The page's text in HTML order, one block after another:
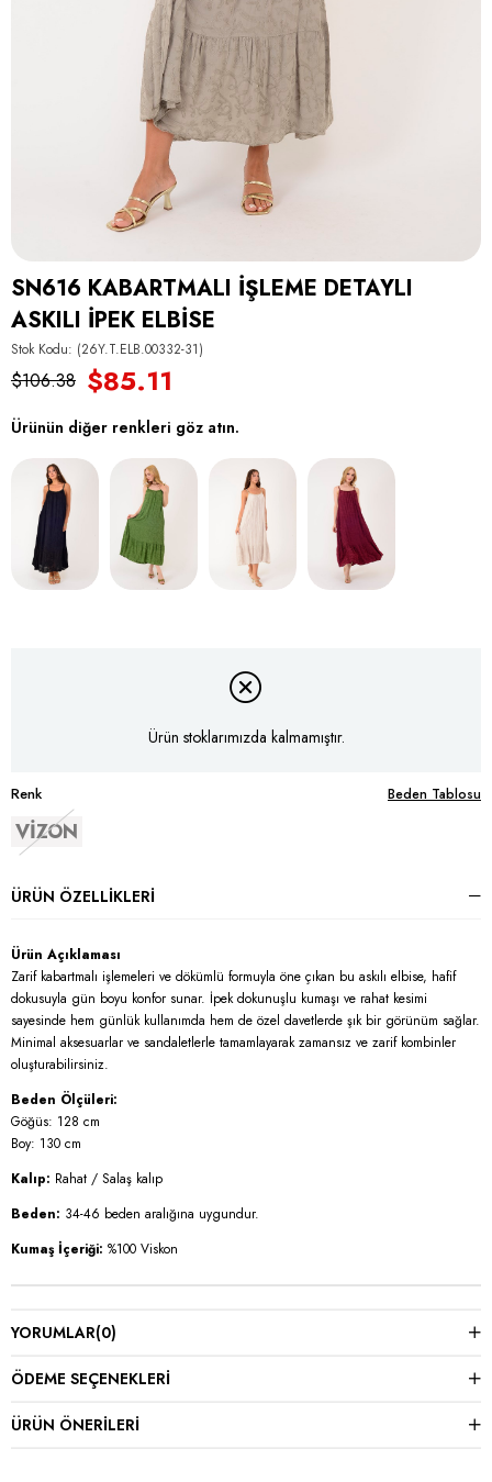
SN616 KABARTMALI İŞLEME DETAYLI
ASKILI İPEK ELBİSE
Stok Kodu (26Y.T.ELB.00332-31)
$106.38 $85.11
Ürünün diğer renkleri göz atın.
Ürün stoklarımızda kalmamıştır.
Renk Beden Tablosu
VİZON
ÜRÜN ÖZELLIKLERI
Ürün Açıklaması
Zarif kabartmalı işlemeleri ve dökümlü formuyla öne çıkan bu askılı elbise, hafif
dokusuyla gün boyu konfor sunar. İpek dokunuşlu kumaşı ve rahat kesimi
sayesinde hem günlük kullanımda hem de özel davetlerde şık bir görünüm sağlar.
Minimal aksesuarlar ve sandaletlerle tamamlayarak zamansız ve zarif kombinler
oluşturabilirsiniz.
Beden Ölçüleri:
Göğüs: 128 cm
Boy: 130 cm
Kalıp: Rahat / Salaş kalıp
Beden: 34-46 beden aralığına uygundur.
Kumaş İçeriği: %100 Viskon
YORUMLAR(0)
ÖDEME SEÇENEKLERI
ÜRÜN ÖNERILERI